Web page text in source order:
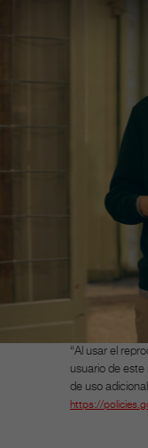
“Al usar el
usuario de
de uso
https://policies.